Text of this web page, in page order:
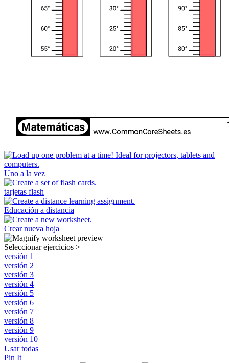
Uno a la vez
tarjetas flash
Educación a distancia
Crear nueva hoja
Seleccionar ejercicios >
versión 1
versión 2
versión 3
versión 4
versión 5
versión 6
versión 7
versión 8
versión 9
versión 10
Usar todas
Pin It